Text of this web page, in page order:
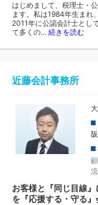
はじめまして、税理士・
ます。私は1984年生まれ
2011年に公認会計士とし
て多くの… 続きを読む
近藤会計事務所
お客様と『同じ目線
を『応援する・守る